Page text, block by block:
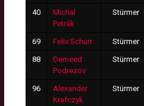
40
Michal
Petrák
Stürmer
69 Felix Schurr Stürmer
88
Demeed
Podrezov
Stürmer
96
Alexander
Krafczyk
Stürmer